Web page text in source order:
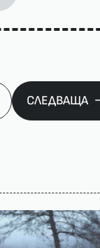
СЛЕДВАЩА